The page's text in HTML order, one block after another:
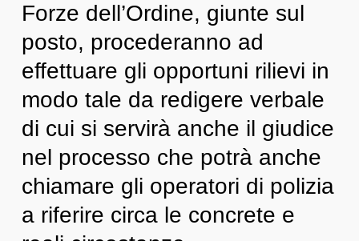
Forze dell’Ordine, giunte sul
posto, procederanno ad
effettuare gli opportuni rilievi in
modo tale da redigere verbale
di cui si servirà anche il giudice
nel processo che potrà anche
chiamare gli operatori di polizia
a riferire circa le concrete e